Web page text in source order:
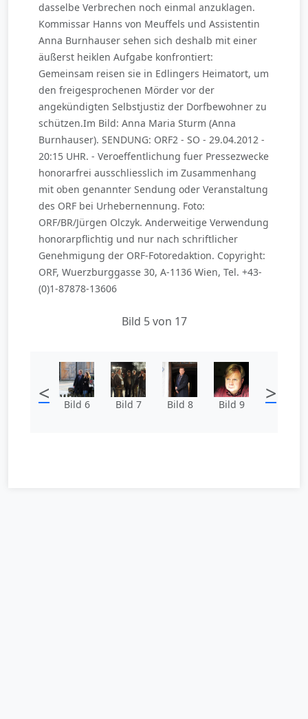
dasselbe Verbrechen noch einmal anzuklagen.
Kommissar Hanns von Meuffels und Assistentin
Anna Burnhauser sehen sich deshalb mit einer
äußerst heiklen Aufgabe konfrontiert:
Gemeinsam reisen sie in Edlingers Heimatort, um
den freigesprochenen Mörder vor der
angekündigten Selbstjustiz der Dorfbewohner zu
schützen.Im Bild: Anna Maria Sturm (Anna
Burnhauser). SENDUNG: ORF2 - SO - 29.04.2012 -
20:15 UHR. - Veroeffentlichung fuer Pressezwecke
honorarfrei ausschliesslich im Zusammenhang
mit oben genannter Sendung oder Veranstaltung
des ORF bei Urhebernennung. Foto:
ORF/BR/Jürgen Olczyk. Anderweitige Verwendung
honorarpflichtig und nur nach schriftlicher
Genehmigung der ORF-Fotoredaktion. Copyright:
ORF, Wuerzburggasse 30, A-1136 Wien, Tel. +43-
(0)1-87878-13606
Bild 5 von 17
< Bild 6 Bild 7 Bild 8 Bild 9 >